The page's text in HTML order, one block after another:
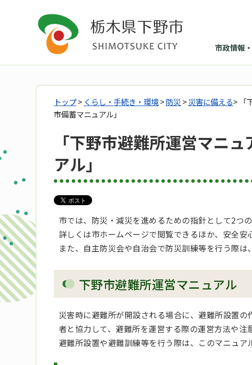
市政情報
トップ> くらし・手続き・環境>防災 >災害に備える> 「
市備蓄マニュアル」
「下野市避難所運営マニ
アル」
市では、防災・減災を進めるための指針として2つ
詳しくは市ホームページで閲覧できるほか、安全安
また、自主防災会や自治会で防災訓練等を行う際は
下野市避難所運営マニュアル
災害時に避難所が開設される場合に、避難所設置
者と協力して、避難所を運営する際の運営方法や注
避難所設置や避難訓練等を行う際は、このマニュア